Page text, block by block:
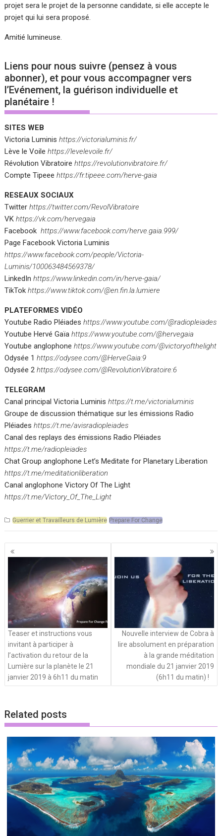
projet sera le projet de la personne candidate, si elle accepte le
projet qui lui sera proposé.
Amitié lumineuse.
Liens pour nous suivre (pensez à vous
abonner), et pour vous accompagner vers
l’Evénement, la guérison individuelle et
planétaire !
SITES WEB
Victoria Luminishttps://victorialuminis.fr/
Lève le Voilehttps://levelevoile.fr/
Révolution Vibratoirehttps://revolutionvibratoire.fr/
Compte Tipeeehttps://fr.tipeee.com/herve-gaia
RESEAUX SOCIAUX
Twitterhttps://twitter.com/RevolVibratoire
VKhttps://vk.com/hervegaia
Facebookhttps://www.facebook.com/herve.gaia.999/
Page Facebook Victoria Luminis
https://www.facebook.com/people/Victoria-
Luminis/100063484569378/
LinkedInhttps://www.linkedin.com/in/herve-gaia/
TikTokhttps://www.tiktok.com/@en.fin.la.lumiere
PLATEFORMES VIDÉO
Youtube Radio Pléiadeshttps://www.youtube.com/@radiopleiades
Youtube Hervé Gaïahttps://www.youtube.com/@hervegaia
Youtube anglophonehttps://www.youtube.com/@victoryofthelight
Odysée 1https://odysee.com/@HerveGaia:9
Odysée 2https://odysee.com/@RevolutionVibratoire:6
TELEGRAM
Canal principal Victoria Luminishttps://t.me/victorialuminis
Groupe de discussion thématique sur les émissions Radio
Pléiadeshttps://t.me/avisradiopleiades
Canal des replays des émissions Radio Pléiades
https://t.me/radiopleiades
Chat Group anglophone Let’s Meditate for Planetary Liberation
https://t.me/meditationliberation
Canal anglophone Victory Of The Light
https://t.me/Victory_Of_The_Light
Guerrier et Travailleurs de Lumière Prepare For Change
Navigation
des
articles
Teaser et instructions vous
invitant à participer à
l’activation du retour de la
Lumière sur la planète le 21
janvier 2019 à 6h11 du matin
Nouvelle interview de Cobra à
lire absolument en préparation
à la grande méditation
mondiale du 21 janvier 2019
(6h11 du matin) !
Related posts